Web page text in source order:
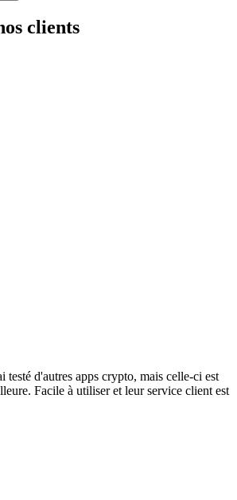
clients
testé d'autres apps crypto, mais celle-ci est
Facile à utiliser et leur service client est